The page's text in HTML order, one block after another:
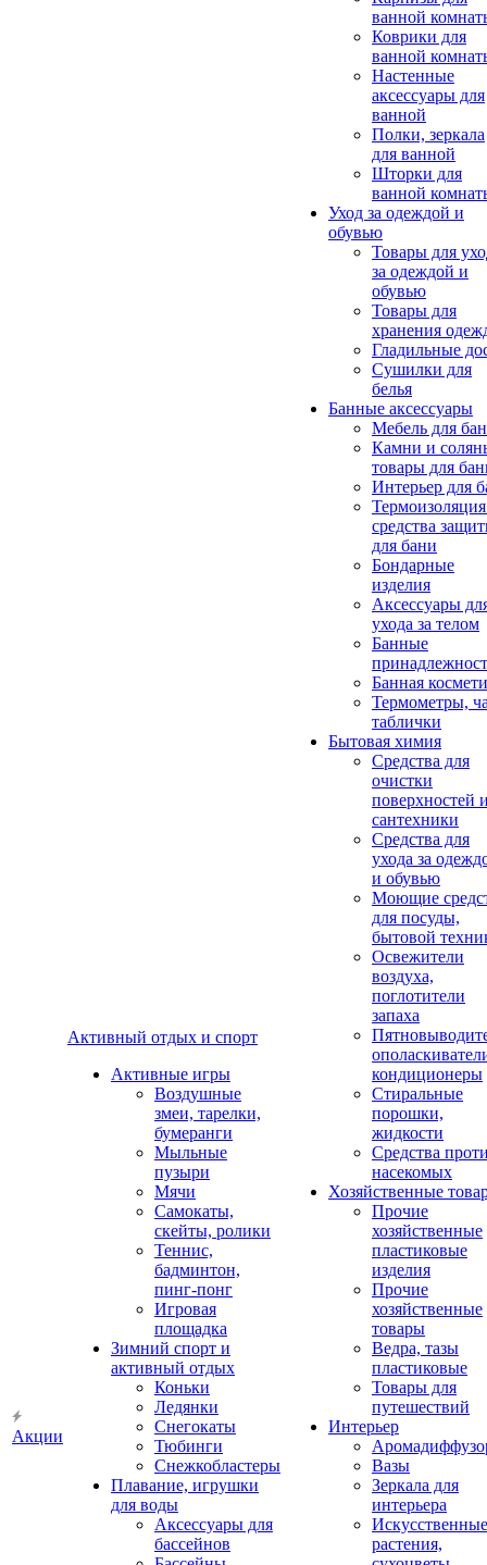
Акции
Активный отдых и спорт
Активные игры
Воздушные
змеи, тарелки,
бумеранги
Мыльные
пузыри
Мячи
Самокаты,
скейты, ролики
Теннис,
бадминтон,
пинг-понг
Игровая
площадка
Зимний спорт и
активный отдых
Коньки
Ледянки
Снегокаты
Тюбинги
Снежкобластеры
Плавание, игрушки
для воды
Аксессуары для
бассейнов
ванной
Коврики для
ванной
Настенные
аксессуары для
ванной
Полки, зеркала
для ванной
Шторки для
ванной
Уход за одеждой и
обувью
Товары для
за одеждой и
обувью
Товары для
хранения
Гладильные
Сушилки для
белья
Банные аксессуары
Мебель для
Камни и
товары для
Интерьер для
средства
для бани
Бондарные
изделия
Аксеcсуары
ухода за телом
Банные
Банная
Термометры,
таблички
Бытовая химия
Средства для
очистки
поверхностей
сантехники
Средства для
ухода за
и обувью
Моющие
для посуды,
бытовой
Освежители
воздуха,
поглотители
запаха
кондиционеры
Стиральные
порошки,
жидкости
Средства
насекомых
Хозяйственные
Прочие
хозяйственные
пластиковые
изделия
Прочие
хозяйственные
товары
Ведра, тазы
пластиковые
Товары для
путешествий
Интерьер
Вазы
Зеркала для
интерьера
Искусственные
растения,